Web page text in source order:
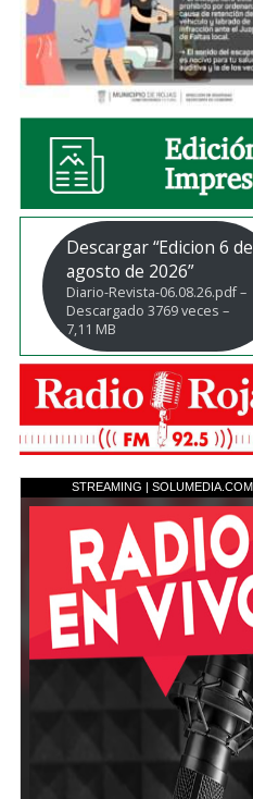
Descargar “Edicion 6 de
agosto de 2026”
Diario-Revista-06.08.26.pdf –
Descargado 3769 veces –
7,11 MB